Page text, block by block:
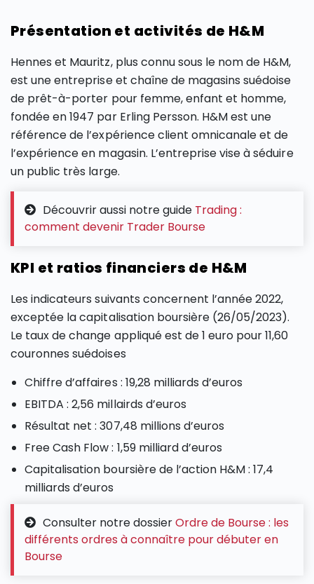
Présentation et activités de H&M
Hennes et Mauritz, plus connu sous le nom de H&M,
est une entreprise et chaîne de magasins suédoise
de prêt-à-porter pour femme, enfant et homme,
fondée en 1947 par Erling Persson. H&M est une
référence de l’expérience client omnicanale et de
l’expérience en magasin. L’entreprise vise à séduire
un public très large.
Découvrir aussi notre guide Trading :
comment devenir Trader Bourse
KPI et ratios financiers de H&M
Les indicateurs suivants concernent l’année 2022,
exceptée la capitalisation boursière (26/05/2023).
Le taux de change appliqué est de 1 euro pour 11,60
couronnes suédoises
Chiffre d’affaires : 19,28 milliards d’euros
EBITDA : 2,56 millairds d’euros
Résultat net : 307,48 millions d’euros
Free Cash Flow : 1,59 milliard d’euros
Capitalisation boursière de l’action H&M : 17,4
milliards d’euros
Consulter notre dossierOrdre de Bourse : les
différents ordres à connaître pour débuter en
Bourse